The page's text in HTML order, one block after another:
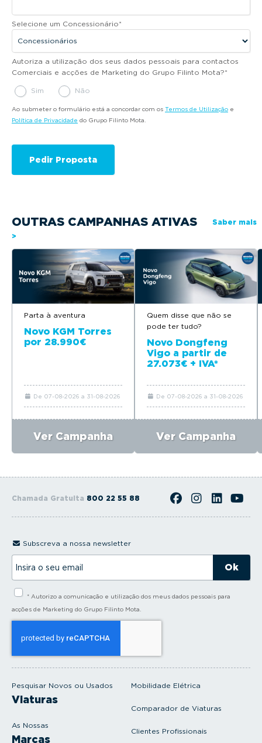
Selecione um Concessionário*
Autoriza a utilização dos seus dados pessoais para contactos
Comerciais e acções de Marketing do Grupo Filinto Mota?*
Sim Não
Ao submeter o formulário está a concordar com os Termos de Utilização e
Política de Privacidade do Grupo Filinto Mota.
OUTRAS CAMPANHAS ATIVAS
Saber mais
>
Parta à aventura
Novo KGM Torres
por 28.990€
De 07-08-2026 a 31-08-2026
Ver Campanha
Quem disse que não se
pode ter tudo?
Novo Dongfeng
Vigo a partir de
27.073€ + IVA*
De 07-08-2026 a 31-08-2026
Ver Campanha
Chamada Gratuita 800 22 55 88
Pesquisar Novos ou Usados
Viaturas
As Nossas
Marcas
Mobilidade Elétrica
Comparador de Viaturas
Clientes Profissionais
Subscreva a nossa newsletter
s
l
* Autorizo a comunicação e utilização dos meus dados pessoais para
acções de Marketing do Grupo Filinto Mota.